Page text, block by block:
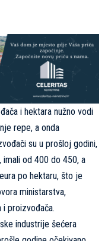
i hektara nužno vodi
repe, a onda
su u prošloj godini,
od 400 do 450, a
po hektaru, što je
ministarstva,
i proizvođača.
industrije šećera